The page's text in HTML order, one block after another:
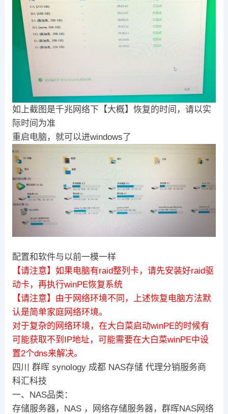
如上截图是千兆网络下【大概】恢复的时间，请以实
际时间为准
重启电脑，就可以进windows了
配置和软件与以前一模一样
【请注意】如果电脑有raid整列卡，请先安装好raid驱
动卡，再执行winPE恢复系统
【请注意】由于网络环境不同，上述恢复电脑方法默
认是简单家庭网络环境。
对于复杂的网络环境，在大白菜启动winPE的时候有
可能获取不到IP地址，可能需要在大白菜winPE中设
置2个dns来解决。
四川 群晖 synology 成都 NAS存储 代理分销服务商
科汇科技
一、NAS品类：
存储服务器，NAS ，网络存储服务器，群晖NAS网络